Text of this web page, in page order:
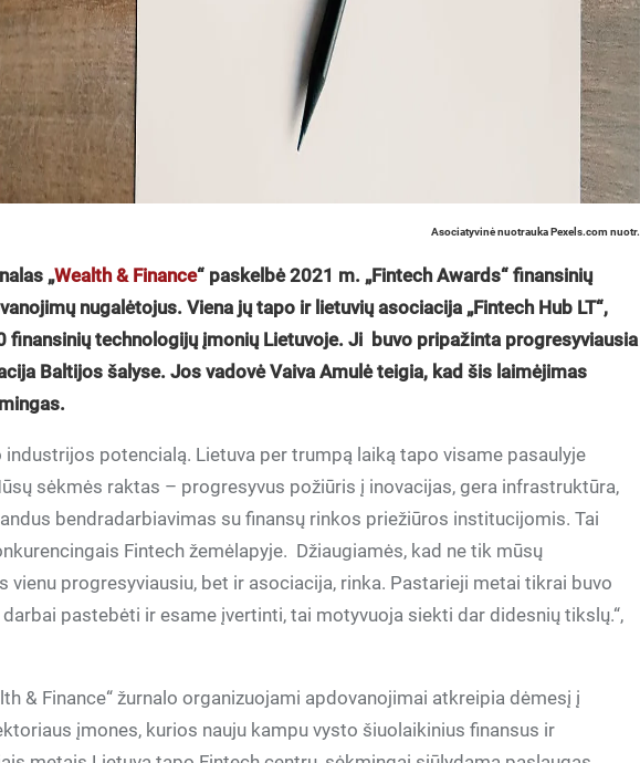
Asociatyvinė nuotrauka Pexels.com nuotr.
„Wealth & Finance“ paskelbė 2021 m. „Fintech Awards“ finansinių
nugalėtojus. Viena jų tapo ir lietuvių asociacija „Fintech Hub LT“,
finansinių technologijų įmonių Lietuvoje. Ji buvo pripažinta progresyviausia
Baltijos šalyse. Jos vadovė Vaiva Amulė teigia, kad šis laimėjimas
industrijos potencialą. Lietuva per trumpą laiką tapo visame pasaulyje
sėkmės raktas – progresyvus požiūris į inovacijas, gera infrastruktūra,
bendradarbiavimas su finansų rinkos priežiūros institucijomis. Tai
Fintech žemėlapyje. Džiaugiamės, kad ne tik mūsų
vienu progresyviausiu, bet ir asociacija, rinka. Pastarieji metai tikrai buvo
pastebėti ir esame įvertinti, tai motyvuoja siekti dar didesnių tikslų.“,
& Finance“ žurnalo organizuojami apdovanojimai atkreipia dėmesį į
įmones, kurios nauju kampu vysto šiuolaikinius finansus ir